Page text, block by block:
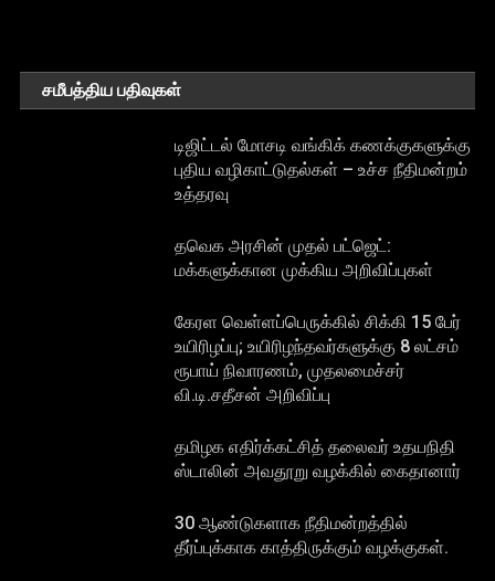
சமீபத்திய பதிவுகள்
டிஜிட்டல் மோசடி வங்கிக் கணக்குகளுக்கு
புதிய வழிகாட்டுதல்கள் – உச்ச நீதிமன்றம்
உத்தரவு
தவெக அரசின் முதல் பட்ஜெட்:
மக்களுக்கான முக்கிய அறிவிப்புகள்
கேரள வெள்ளப்பெருக்கில் சிக்கி 15 பேர்
உயிரிழப்பு; உயிரிழந்தவர்களுக்கு 8 லட்சம்
ரூபாய் நிவாரணம், முதலமைச்சர்
வி.டி.சதீசன் அறிவிப்பு
தமிழக எதிர்க்கட்சித் தலைவர் உதயநிதி
ஸ்டாலின் அவதூறு வழக்கில் கைதானார்
30 ஆண்டுகளாக நீதிமன்றத்தில்
தீர்ப்புக்காக காத்திருக்கும் வழக்குகள்.